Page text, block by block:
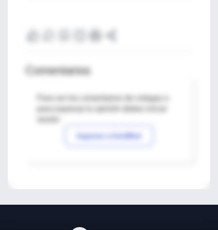
Comentarios
Para ver los comentarios de colegas o
Ingresar a IntraMed